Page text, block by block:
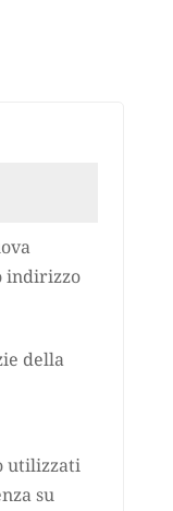
indirizzo
della
utilizzati
su